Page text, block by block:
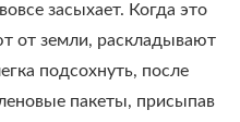
засыхает. Когда это
от земли, раскладывают
подсохнуть, после
пакеты, присыпав